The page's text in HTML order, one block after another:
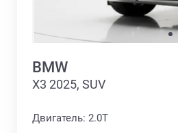
BMW
X3 2025, SUV
Двигатель: 2.0T